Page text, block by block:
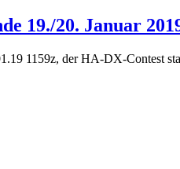
19./20. Januar
1159z, der HA-DX-Contest